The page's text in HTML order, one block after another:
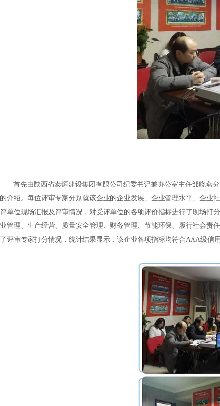
首先由陕西省泰烜建设集团有限公司纪委书记兼办公室主任邹晓燕
的介绍。每位评审专家分别就该企业的企业发展、企业管理水平、企业
评单位现场汇报及评审情况，对受评单位的各项评价指标进行了现场打
业管理、生产经营、质量安全管理、财务管理、节能环保、履行社会责
了评审专家打分情况，统计结果显示，该企业各项指标均符合AAA级信